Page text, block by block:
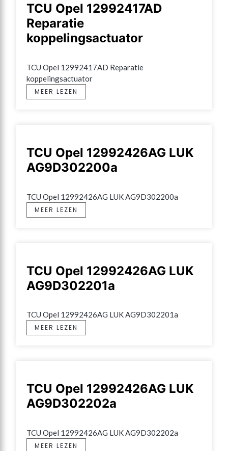
TCU Opel 12992417AD
Reparatie
koppelingsactuator
TCU Opel 12992417AD Reparatie
koppelingsactuator
MEER LEZEN
TCU Opel 12992426AG LUK
AG9D302200a
TCU Opel 12992426AG LUK AG9D302200a
MEER LEZEN
TCU Opel 12992426AG LUK
AG9D302201a
TCU Opel 12992426AG LUK AG9D302201a
MEER LEZEN
TCU Opel 12992426AG LUK
AG9D302202a
TCU Opel 12992426AG LUK AG9D302202a
MEER LEZEN